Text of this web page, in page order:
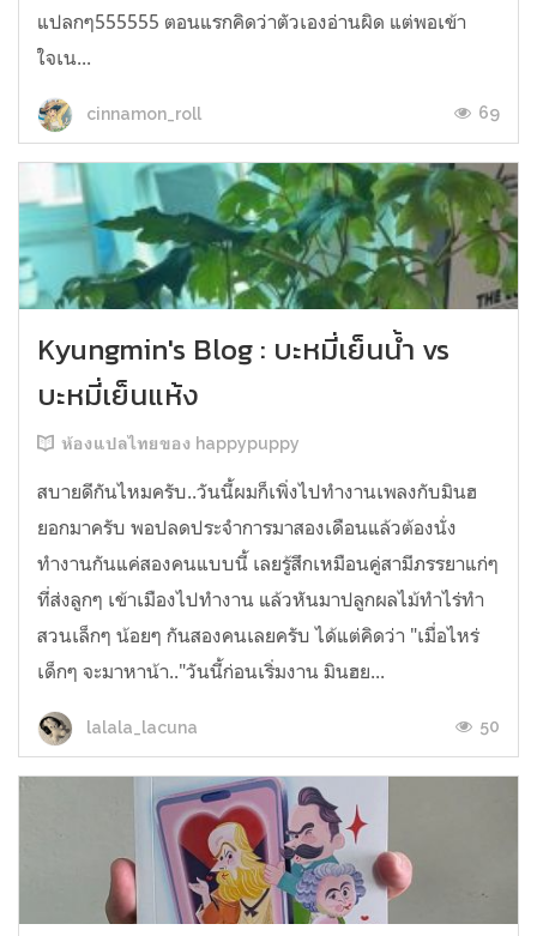
แปลกๆ555555 ตอนแรกคิดว่าตัวเองอ่านผิด แต่พอเข้า
ใจเน...
cinnamon_roll 69
Kyungmin's Blog : บะหมี่เย็นน้ำ vs
บะหมี่เย็นแห้ง
ห้องแปลไทยของ happypuppy
สบายดีกันไหมครับ..วันนี้ผมก็เพิ่งไปทำงานเพลงกับมินฮ
ยอกมาครับ พอปลดประจำการมาสองเดือนแล้วต้องนั่ง
ทำงานกันแค่สองคนแบบนี้ เลยรู้สึกเหมือนคู่สามีภรรยาแก่ๆ
ที่ส่งลูกๆ เข้าเมืองไปทำงาน แล้วหันมาปลูกผลไม้ทำไร่ทำ
สวนเล็กๆ น้อยๆ กันสองคนเลยครับ ได้แต่คิดว่า "เมื่อไหร่
เด็กๆ จะมาหาน้า.."วันนี้ก่อนเริ่มงาน มินฮย...
lalala_lacuna 50